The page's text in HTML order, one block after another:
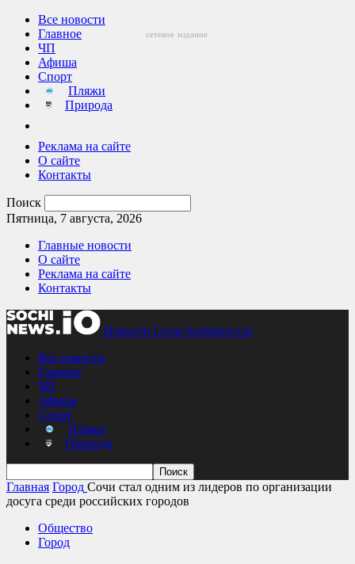
Все новости
Главное
ЧП
Афиша
Спорт
Пляжи
Природа
Реклама на сайте
О сайте
Контакты
Поиск
Пятница, 7 августа, 2026
Главные новости
О сайте
Реклама на сайте
Контакты
Новости Сочи Sochinews.io
сетевое издание
Все новости
Главное
ЧП
Афиша
Спорт
Пляжи
Природа
Главная Город Сочи стал одним из лидеров по организации
досуга среди российских городов
Общество
Город